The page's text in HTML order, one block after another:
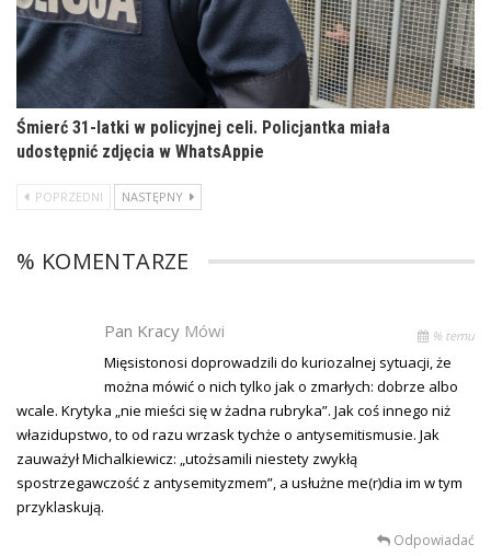
Śmierć 31-latki w policyjnej celi. Policjantka miała
udostępnić zdjęcia w WhatsAppie
POPRZEDNI NASTĘPNY
% KOMENTARZE
Pan Kracy Mówi % temu
Mięsistonosi doprowadzili do kuriozalnej sytuacji, że
można mówić o nich tylko jak o zmarłych: dobrze albo
wcale. Krytyka „nie mieści się w żadna rubryka”. Jak coś innego niż
włazidupstwo, to od razu wrzask tychże o antysemitismusie. Jak
zauważył Michalkiewicz: „utożsamili niestety zwykłą
spostrzegawczość z antysemityzmem”, a usłużne me(r)dia im w tym
przyklaskują.
Odpowiadać